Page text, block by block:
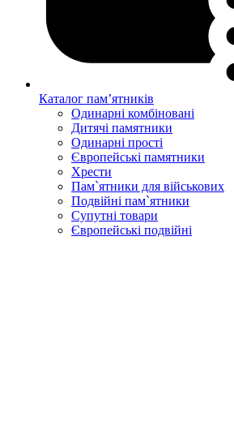
Каталог пам’ятників
Одинарні комбіновані
Дитячі памятники
Одинарні прості
Європейські памятники
Хрести
Пам`ятники для військових
Подвійні пам`ятники
Супутні товари
Європейські подвійні